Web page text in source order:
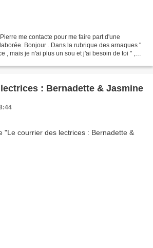
me contacte pour me faire part d'une
Bonjour . Dans la rubrique des arnaques "
, mais je n'ai plus un sou et j'ai besoin de toi " ,
: Bernadette & Jasmine